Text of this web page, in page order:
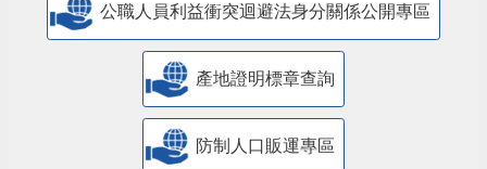
公職人員利益衝突迴避法身分關係公開專區
產地證明標章查詢
防制人口販運專區